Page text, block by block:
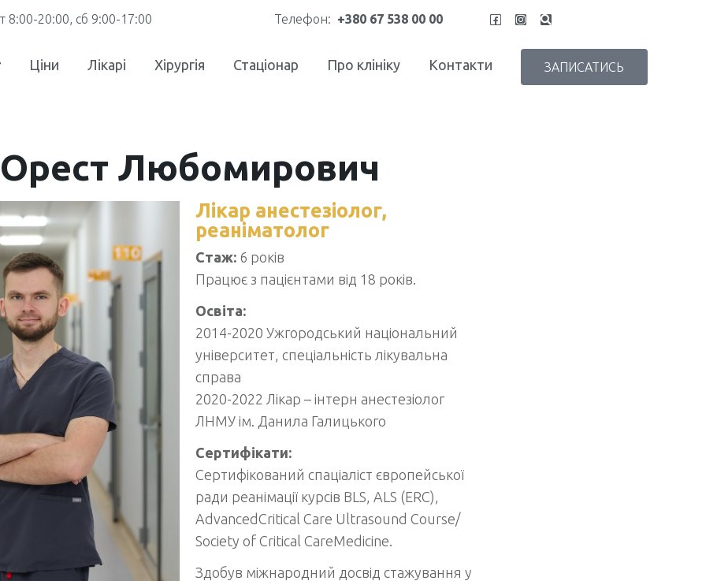
8:00-20:00, сб 9:00-17:00 Телефон: +380 67 538 00 00
Ціни Лікарі Хірургія Стаціонар Про клініку Контакти ЗАПИСАТИСЬ
Любомирович
Лікар анестезіолог,
реаніматолог
Стаж: 6 років
Працює з пацієнтами від 18 років.
Освіта:
2014-2020 Ужгородський національний
університет, спеціальність лікувальна
справа
2020-2022 Лікар – інтерн анестезіолог
ЛНМУ ім. Данила Галицького
Сертифікати:
Сертифікований спаціаліст європейської
ради реанімації курсів BLS, ALS (ERC),
AdvancedCritical Care Ultrasound Course/
Society of Critical CareMedicine.
Здобув міжнародний досвід стажування у